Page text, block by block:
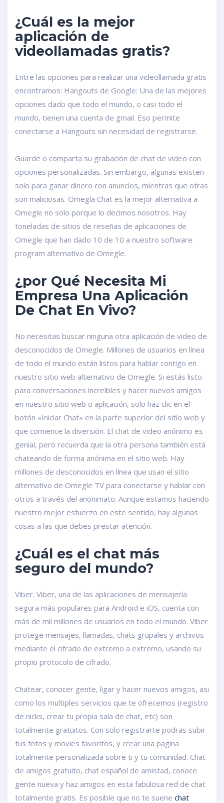
¿Cuál es la mejor
aplicación de
videollamadas gratis?
Entre las opciones para realizar una videollamada gratis
encontramos: Hangouts de Google: Una de las mejores
opciones dado que todo el mundo, o casi todo el
mundo, tienen una cuenta de gmail. Eso permite
conectarse a Hangouts sin necesidad de registrarse.
Guarde o comparta su grabación de chat de video con
opciones personalizadas. Sin embargo, algunas existen
solo para ganar dinero con anuncios, mientras que otras
son maliciosas. Omegla Chat es la mejor alternativa a
Omegle no solo porque lo decimos nosotros. Hay
toneladas de sitios de reseñas de aplicaciones de
Omegle que han dado 10 de 10 a nuestro software
program alternativo de Omegle.
¿por Qué Necesita Mi
Empresa Una Aplicación
De Chat En Vivo?
No necesitas buscar ninguna otra aplicación de video de
desconocidos de Omegle. Millones de usuarios en línea
de todo el mundo están listos para hablar contigo en
nuestro sitio web alternativo de Omegle. Si estás listo
para conversaciones increíbles y hacer nuevos amigos
en nuestro sitio web o aplicación, solo haz clic en el
botón «Iniciar Chat» en la parte superior del sitio web y
que comience la diversión. El chat de video anónimo es
genial, pero recuerda que la otra persona también está
chateando de forma anónima en el sitio web. Hay
millones de desconocidos en línea que usan el sitio
alternativo de Omegle TV para conectarse y hablar con
otros a través del anonimato. Aunque estamos haciendo
nuestro mejor esfuerzo en este sentido, hay algunas
cosas a las que debes prestar atención.
¿Cuál es el chat más
seguro del mundo?
Viber. Viber, una de las aplicaciones de mensajería
segura más populares para Android e iOS, cuenta con
más de mil millones de usuarios en todo el mundo. Viber
protege mensajes, llamadas, chats grupales y archivos
mediante el cifrado de extremo a extremo, usando su
propio protocolo de cifrado.
Chatear, conocer gente, ligar y hacer nuevos amigos, asi
como los multiples servicios que te ofrecemos (registro
de nicks, crear tu propia sala de chat, etc) son
totalmente gratuitos. Con solo registrarte podras subir
tus fotos y movies favoritos, y crear una pagina
totalmente personalizada sobre ti y tu comunidad. Chat
de amigos gratuito, chat español de amistad, conoce
gente nueva y haz amigos en esta fabulosa red de chat
totalmente gratis. Es posible que no te suene chat